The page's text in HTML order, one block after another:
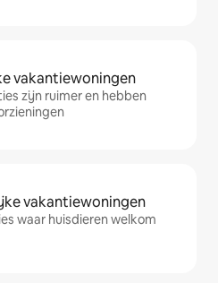
vakantiewoningen
zijn ruimer en hebben
vakantiewoningen
waar huisdieren welkom